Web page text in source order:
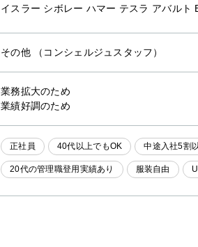
イスラー シボレー ハマー テスラ アバルト
その他 （コンシェルジュスタッフ）
業務拡大のため
業績好調のため
正社員 40代以上でもOK 中途入社5割
20代の管理職登用実績あり 服装自由